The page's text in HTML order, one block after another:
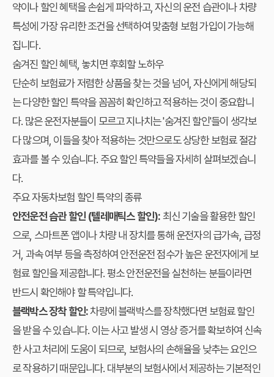
약이나 할인 혜택을 손쉽게 파악하고, 자신의 운전 습관이나 차량
특성에 가장 유리한 조건을 선택하여 맞춤형 보험 가입이 가능해
집니다.
숨겨진 할인 혜택, 놓치면 후회할 노하우
단순히 보험료가 저렴한 상품을 찾는 것을 넘어, 자신에게 해당되
는 다양한 할인 특약을 꼼꼼히 확인하고 적용하는 것이 중요합니
다. 많은 운전자분들이 모르고 지나치는 '숨겨진 할인'들이 생각보
다 많으며, 이들을 찾아 적용하는 것만으로도 상당한 보험료 절감
효과를 볼 수 있습니다. 주요 할인 특약들을 자세히 살펴보겠습니
다.
주요 자동차보험 할인 특약의 종류
안전운전 습관 할인 (텔레매틱스 할인):최신 기술을 활용한 할인
으로, 스마트폰 앱이나 차량 내 장치를 통해 운전자의 급가속, 급정
거, 과속 여부 등을 측정하여 안전운전 점수가 높은 운전자에게 보
험료 할인을 제공합니다. 평소 안전운전을 실천하는 분들이라면
반드시 확인해야 할 특약입니다.
블랙박스 장착 할인:차량에 블랙박스를 장착했다면 보험료 할인
을 받을 수 있습니다. 이는 사고 발생 시 영상 증거를 확보하여 신속
한 사고 처리에 도움이 되므로, 보험사의 손해율을 낮추는 요인으
로 작용하기 때문입니다. 대부분의 보험사에서 제공하는 기본적인